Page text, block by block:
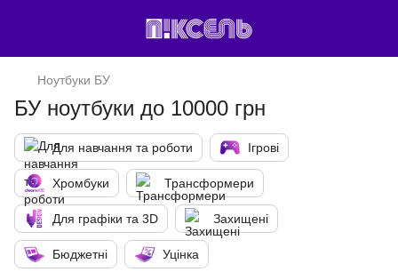
Ноутбуки БУ
БУ ноутбуки до 10000 грн
Для навчання та роботи Ігрові
Хромбуки Трансформери
Для графіки та 3D Захищені
Бюджетні Уцінка